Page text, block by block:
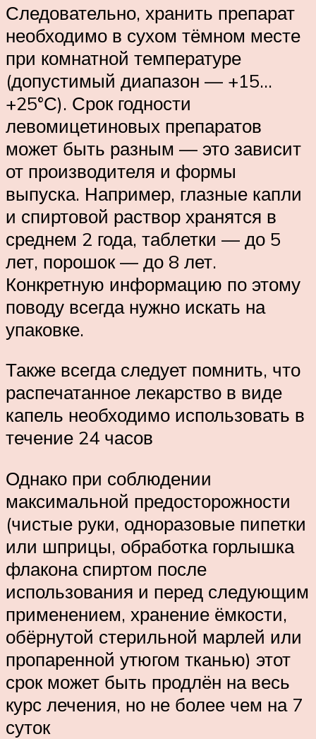
Следовательно, хранить препарат
необходимо в сухом тёмном месте
при комнатной температуре
(допустимый диапазон — +15…
+25°С). Срок годности
левомицетиновых препаратов
может быть разным — это зависит
от производителя и формы
выпуска. Например, глазные капли
и спиртовой раствор хранятся в
среднем 2 года, таблетки — до 5
лет, порошок — до 8 лет.
Конкретную информацию по этому
поводу всегда нужно искать на
упаковке.
Также всегда следует помнить, что
распечатанное лекарство в виде
капель необходимо использовать в
течение 24 часов
Однако при соблюдении
максимальной предосторожности
(чистые руки, одноразовые пипетки
или шприцы, обработка горлышка
флакона спиртом после
использования и перед следующим
применением, хранение ёмкости,
обёрнутой стерильной марлей или
пропаренной утюгом тканью) этот
срок может быть продлён на весь
курс лечения, но не более чем на 7
суток